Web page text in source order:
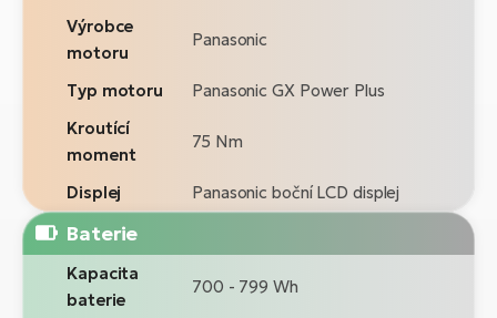
Výrobce
motoru
Panasonic
Typ motoru
Panasonic GX Power Plus
Kroutící
moment
75 Nm
Displej Panasonic boční LCD displej
Baterie
Kapacita
baterie
700 - 799 Wh